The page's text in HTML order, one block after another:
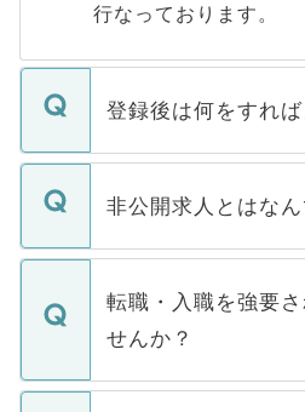
行なっております。
登録後は何をすれ
ご登録いただきまし
登録内容を確認し、
ます。通常、5営業日
いただきますので、
非公開求人とはなん
マイナビDOCTORで
うち約3割は、Webサ
けない「非公開求人
下記の理由によって
ません。
転職・入職を強要
せんか？
転職・入職を強要す